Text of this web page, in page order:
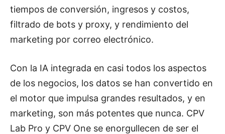
tiempos de conversión, ingresos y costos,
filtrado de bots y proxy, y rendimiento del
marketing por correo electrónico.
Con la IA integrada en casi todos los aspectos
de los negocios, los datos se han convertido en
el motor que impulsa grandes resultados, y en
marketing, son más potentes que nunca. CPV
Lab Pro y CPV One se enorgullecen de ser el